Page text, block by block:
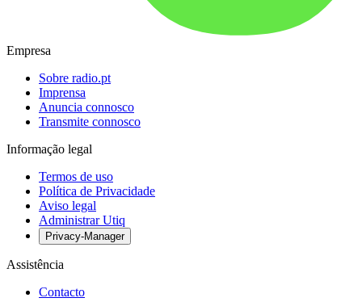
Empresa
Sobre radio.pt
Imprensa
Anuncia connosco
Transmite connosco
Informação legal
Termos de uso
Política de Privacidade
Aviso legal
Administrar Utiq
Privacy-Manager
Assistência
Contacto